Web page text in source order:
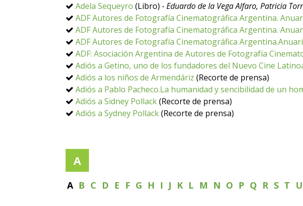
Adela Sequeyro (Libro) - Eduardo de la Vega Alfaro, Patricia
ADF Autores de Fotografía Cinematográfica Argentina.
ADF Autores de Fotografía Cinematográfica Argentina.
ADF Autores de Fotografía Cinematográfica
ADF: Asociación Argentina de Autores de Fotografía
Adiós a Getino, uno de los fundadores del Nuevo Cine
Adiós a los niños de Armendáriz (Recorte de prensa)
Adiós a Pablo Pacheco.La humanidad y sencibilidad de un
Adiós a Sidney Pollack(Recorte de prensa)
Adiós a Sydney Pollack(Recorte de prensa)
A
A B C D E F G H I J K L M N O P Q R S T U